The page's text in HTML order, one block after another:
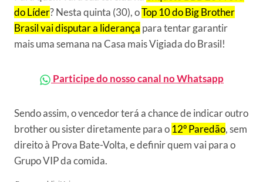
do Líder? Nesta quinta (30), oTop 10 do Big Brother
Brasil vai disputar a liderança para tentar garantir
mais uma semana na Casa mais Vigiada do Brasil!
Participe do nosso canal no Whatsapp
Sendo assim, o vencedor terá a chance de indicar outro
brother ou sister diretamente para o12º Paredão, sem
direito à Prova Bate-Volta, e definir quem vai para o
Grupo VIP da comida.